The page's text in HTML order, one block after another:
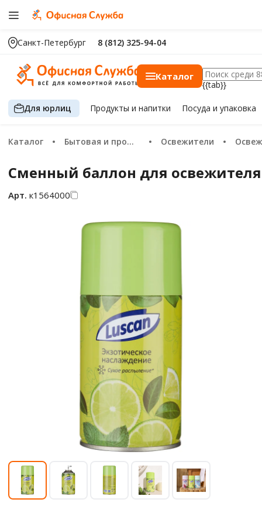
Санкт-Петербург 8 (812) 325-94-04
Каталог
{{tab}}
Для юрлиц Продуктыи напитки Посуда и упаковка
Каталог Бытовая и профессиональная химия Освежители
Сменный баллон для
Арт. к1564000